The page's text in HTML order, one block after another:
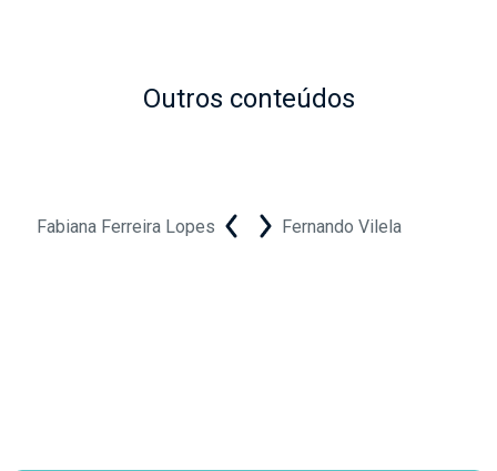
Outros conteúdos
Fabiana Ferreira Lopes Fernando Vilela